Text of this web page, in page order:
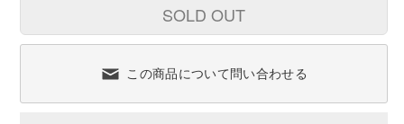
SOLD OUT
この商品について問い合わせる